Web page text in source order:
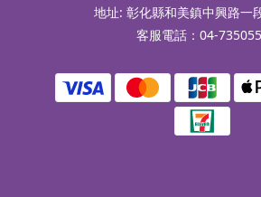
地址: 彰化縣和美鎮中興路一
客服電話：04-